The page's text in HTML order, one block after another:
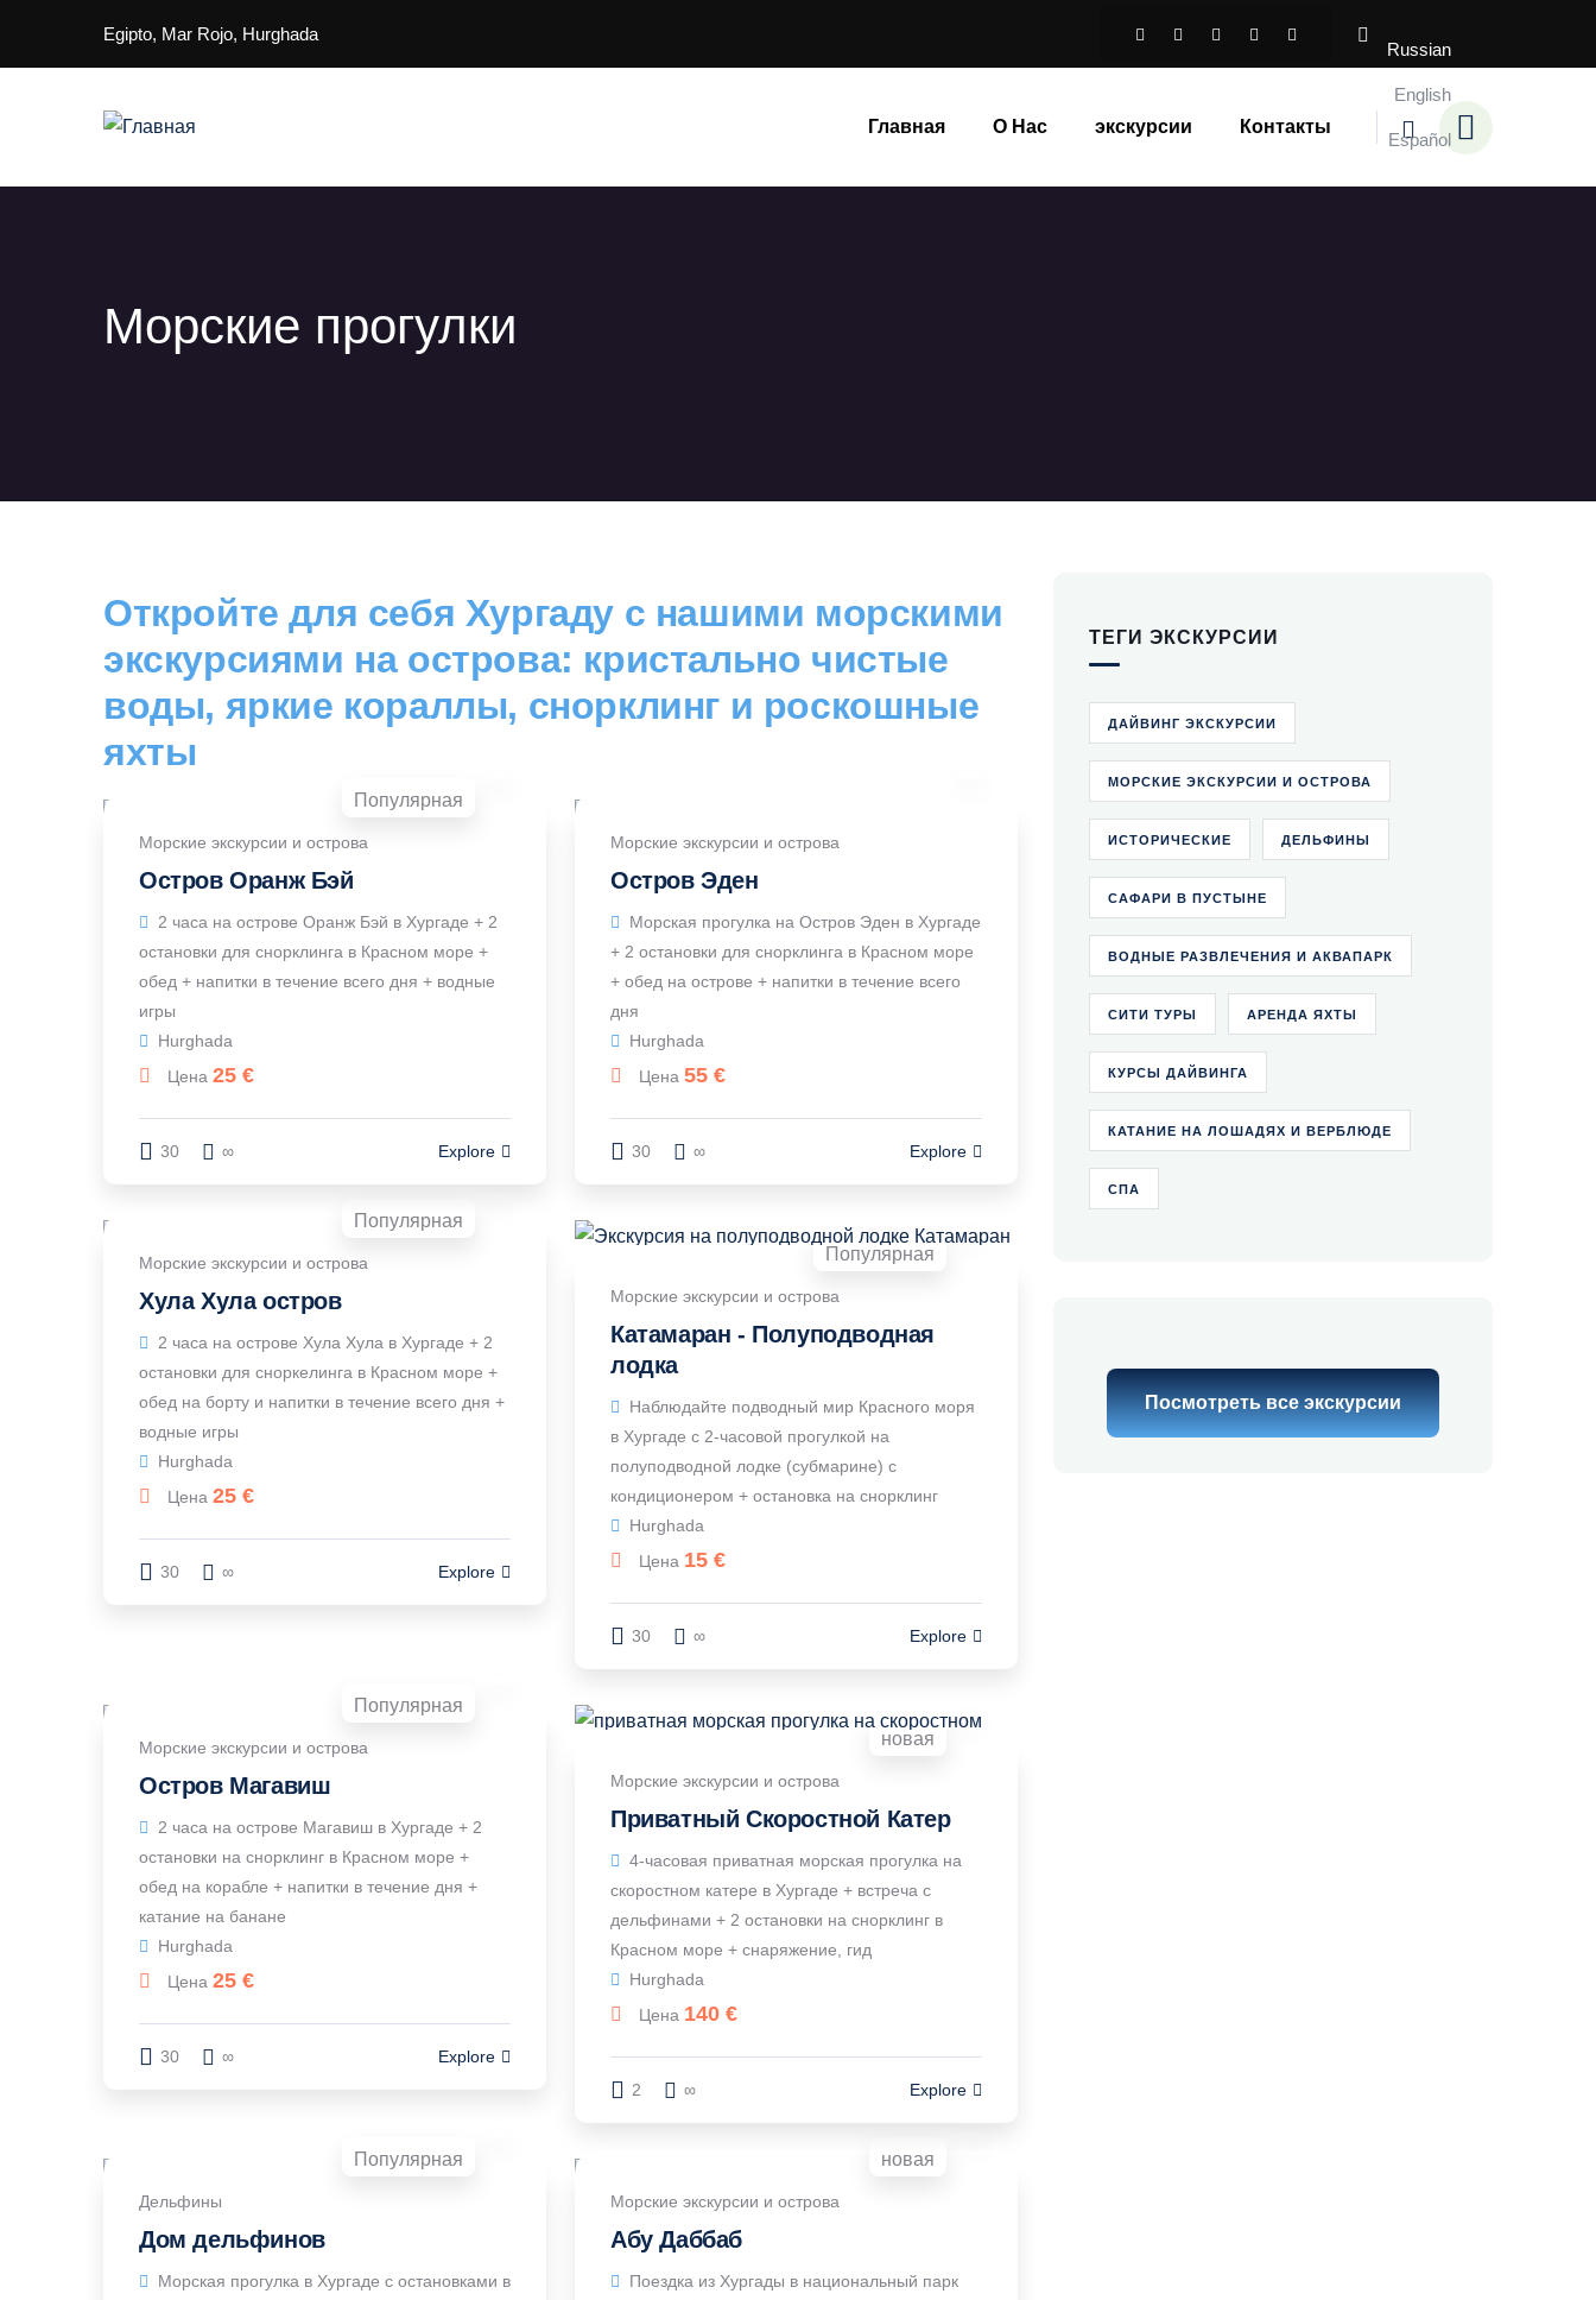
Egipto, Mar Rojo, Hurghada
Russian
English
Español
Главная О Нас экскурсии Контакты
Морские прогулки
Откройте для себя Хургаду с нашими морскими
экскурсиями на острова: кристально чистые
воды, яркие кораллы, снорклинг и роскошные
яхты
Популярная
Морские экскурсии и острова
Остров Оранж Бэй
2 часа на острове Оранж Бэй в Хургаде + 2
остановки для снорклинга в Красном море +
обед + напитки в течение всего дня + водные
игры
Hurghada
Цена 25 €
30 ∞ Explore
Морские экскурсии и острова
Остров Эден
Морская прогулка на Остров Эден в Хургаде
+ 2 остановки для снорклинга в Красном море
+ обед на острове + напитки в течение всего
дня
Hurghada
Цена 55 €
30 ∞ Explore
Популярная
Морские экскурсии и острова
Хула Хула остров
2 часа на острове Хула Хула в Хургаде + 2
остановки для сноркелинга в Красном море +
обед на борту и напитки в течение всего дня +
водные игры
Hurghada
Цена 25 €
30 ∞ Explore
Популярная
Морские экскурсии и острова
Катамаран - Полуподводная
лодка
Наблюдайте подводный мир Красного моря
в Хургаде с 2-часовой прогулкой на
полуподводной лодке (субмарине) с
кондиционером + остановка на снорклинг
Hurghada
Цена 15 €
30 ∞ Explore
Популярная
Морские экскурсии и острова
Остров Магавиш
2 часа на острове Магавиш в Хургаде + 2
остановки на снорклинг в Красном море +
обед на корабле + напитки в течение дня +
катание на банане
Hurghada
Цена 25 €
30 ∞ Explore
новая
Морские экскурсии и острова
Приватный Скоростной Катер
4-часовая приватная морская прогулка на
скоростном катере в Хургаде + встреча с
дельфинами + 2 остановки на снорклинг в
Красном море + снаряжение, гид
Hurghada
Цена 140 €
2 ∞ Explore
Популярная
Дельфины
Дом дельфинов
Морская прогулка в Хургаде с остановками в
новая
Морские экскурсии и острова
Абу Даббаб
Поездка из Хургады в национальный парк
ТЕГИ ЭКСКУРСИИ
ДАЙВИНГ ЭКСКУРСИИ
МОРСКИЕ ЭКСКУРСИИ И ОСТРОВА
ИСТОРИЧЕСКИЕ ДЕЛЬФИНЫ
САФАРИ В ПУСТЫНЕ
ВОДНЫЕ РАЗВЛЕЧЕНИЯ И АКВАПАРК
СИТИ ТУРЫ АРЕНДА ЯХТЫ
КУРСЫ ДАЙВИНГА
КАТАНИЕ НА ЛОШАДЯХ И ВЕРБЛЮДЕ
СПА
Посмотреть все экскурсии